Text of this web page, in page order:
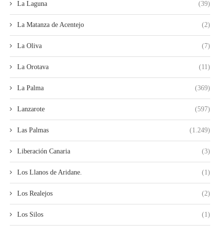
La Laguna (39)
La Matanza de Acentejo (2)
La Oliva (7)
La Orotava (11)
La Palma (369)
Lanzarote (597)
Las Palmas (1.249)
Liberación Canaria (3)
Los Llanos de Aridane. (1)
Los Realejos (2)
Los Silos (1)